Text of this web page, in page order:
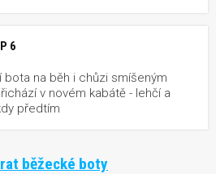
6
bota na běh i chůzi smíšeným
v novém kabátě - lehčí a
předtím
běžecké boty